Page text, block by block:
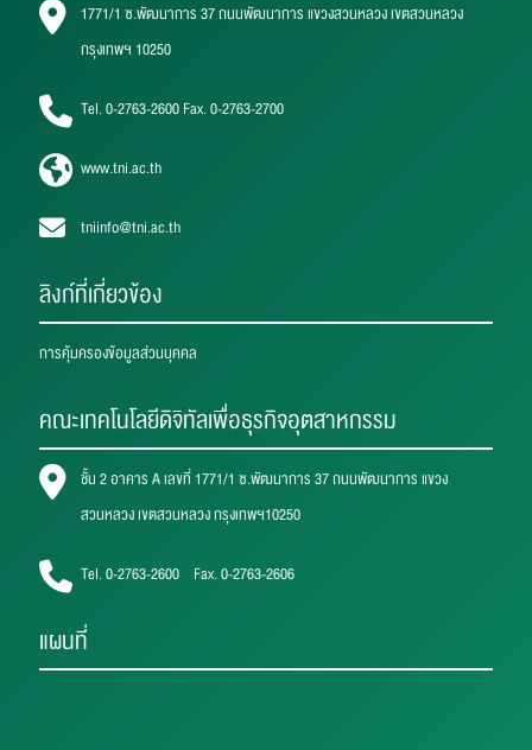
1771/1 ซ.พัฒนาการ 37 ถนนพัฒนาการ แขวงสวนหลวง เขตสวนหลวง
กรุงเทพฯ 10250
Tel. 0-2763-2600 Fax. 0-2763-2700
www.tni.ac.th
tniinfo@tni.ac.th
ลิงก์ที่เกี่ยวข้อง
การคุ้มครองข้อมูลส่วนบุคคล
คณะเทคโนโลยีดิจิทัลเพื่อธุรกิจอุตสาหกรรม
ชั้น 2 อาคาร A เลขที่ 1771/1 ซ.พัฒนาการ 37 ถนนพัฒนาการ แขวง
สวนหลวง เขตสวนหลวง กรุงเทพฯ10250
Tel. 0-2763-2600 Fax. 0-2763-2606
แผนที่